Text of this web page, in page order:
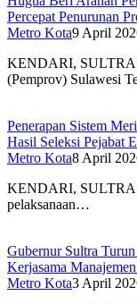
Percepat Penurunan
Metro Kota9 April
KENDARI,
(Pemprov) Sulawesi
Penerapan Sistem
Hasil Seleksi Pejabat
Metro Kota8 April
KENDARI,
pelaksanaan…
Gubernur Sultra
Kerjasama
Metro Kota3 April